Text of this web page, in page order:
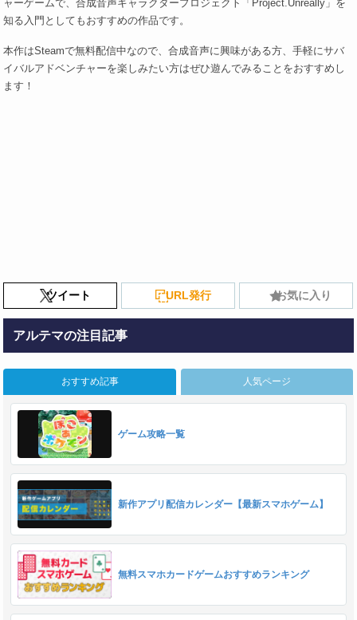
ャーゲームで、合成音声キャラクタープロジェクト「Project.Unreally」を
知る入門としてもおすすめの作品です。
本作はSteamで無料配信中なので、合成音声に興味がある方、手軽にサバ
イバルアドベンチャーを楽しみたい方はぜひ遊んでみることをおすすめし
ます！
ツイート URL発行 お気に入り
アルテマの注目記事
おすすめ記事 人気ページ
ゲーム攻略一覧
新作アプリ配信カレンダー【最新スマホゲーム】
無料スマホカードゲームおすすめランキング